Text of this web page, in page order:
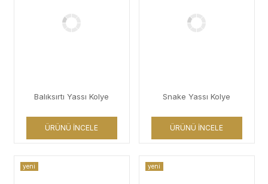
Balıksırtı Yassı Kolye
ÜRÜNÜ İNCELE
Snake Yassı Kolye
ÜRÜNÜ İNCELE
yeni yeni